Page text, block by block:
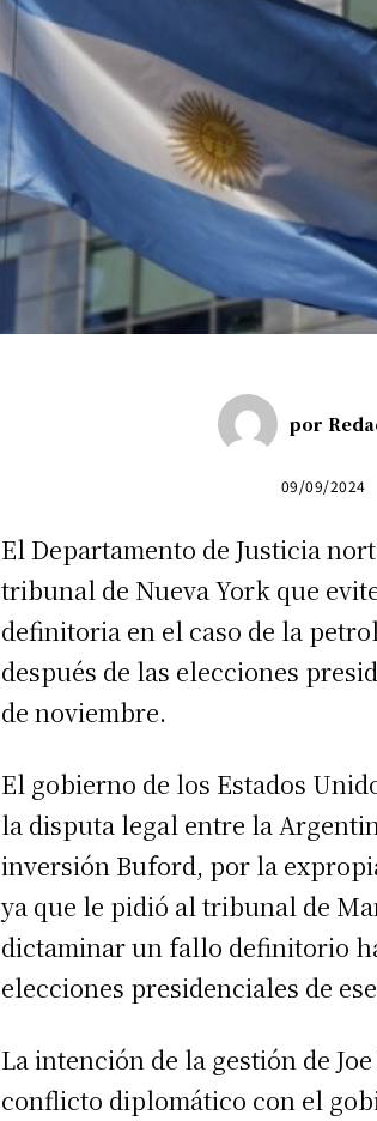
por
09/09/2024
El Departamento de Justicia
tribunal de Nueva York que
definitoria en el caso de la
después de las elecciones
de noviembre.
El gobierno de los Estados
la disputa legal entre la
inversión Buford, por la
ya que le pidió al tribunal de
dictaminar un fallo definitorio
elecciones presidenciales de
La intención de la gestión de
conflicto diplomático con el